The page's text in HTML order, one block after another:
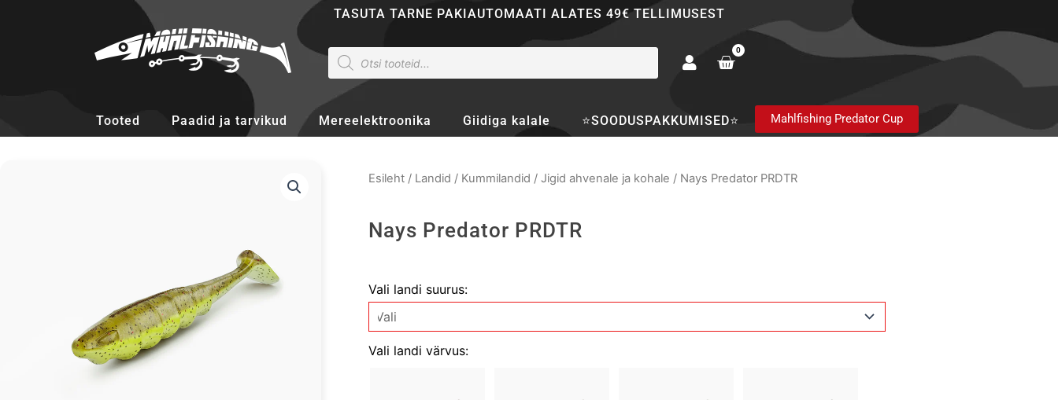
TASUTA TARNE PAKIAUTOMAATI ALATES 49€ TELLIMUSEST
Products
search
0
Cart
Tooted Paadid ja tarvikud Mereelektroonika Giidiga kalale ⭐SOODUSPAKKUMISED⭐ Mahlfishing Predator Cup
Esileht/ Landid / Kummilandid / Jigid ahvenale ja kohale / Nays Predator PRDTR
Nays Predator PRDTR
Vali landi suurus:
Vali landi värvus:
Predator
PRDTR